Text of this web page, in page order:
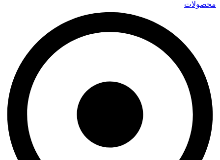
محصولات